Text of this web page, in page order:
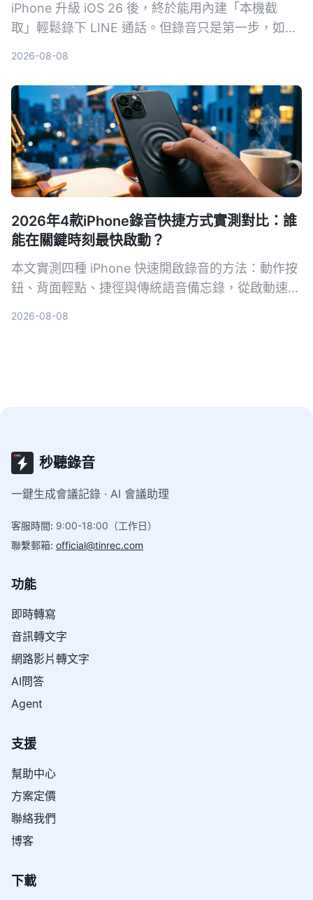
iPhone 升級 iOS 26 後，終於能用內建「本機截
取」輕鬆錄下 LINE 通話。但錄音只是第一步，如何
到 AI 整理能力全面比較，幫你找到最適合的方案。
2026-08-08
2026年4款iPhone錄音快捷方式實測對比：誰
能在關鍵時刻最快啟動？
本文實測四種 iPhone 快速開啟錄音的方法：動作按
鈕、背面輕點、捷徑與傳統語音備忘錄，從啟動速
2026-08-08
秒聽錄音
一鍵生成會議記錄 · AI 會議助理
客服時間: 9:00-18:00（工作日）
聯繫郵箱: official@tinrec.com
功能
即時轉寫
音訊轉文字
網路影片轉文字
AI問答
Agent
支援
幫助中心
方案定價
聯絡我們
博客
下載